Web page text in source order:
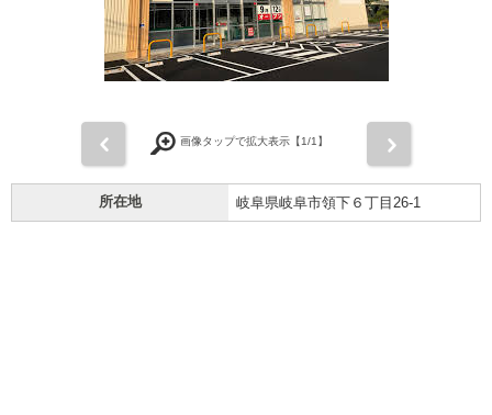
画像タップで拡大表示【1/1】
所在地 岐阜県岐阜市領下６丁目26-1